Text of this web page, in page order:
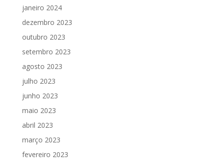
janeiro 2024
dezembro 2023
outubro 2023
setembro 2023
agosto 2023
julho 2023
junho 2023
maio 2023
abril 2023
março 2023
fevereiro 2023